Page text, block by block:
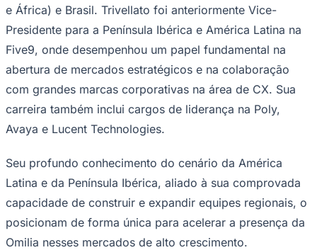
NBA
NFL
Fórmula 1
UFC
Tênis (ATP)
NHL
Atletismo
Vôlei
NBB
Brasileirão Série A
Brasileirão Série B
Paulistão
Copa do Brasil
Libertadores
Sul-Americana
e África) e Brasil. Trivellato foi anteriormente Vice-
Presidente para a Península Ibérica e América Latina na
Five9, onde desempenhou um papel fundamental na
abertura de mercados estratégicos e na colaboração
com grandes marcas corporativas na área de CX. Sua
carreira também inclui cargos de liderança na Poly,
Avaya e Lucent Technologies.
Seu profundo conhecimento do cenário da América
Latina e da Península Ibérica, aliado à sua comprovada
capacidade de construir e expandir equipes regionais, o
posicionam de forma única para acelerar a presença da
Omilia nesses mercados de alto crescimento.